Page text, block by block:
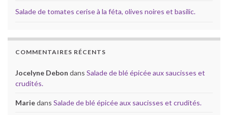
Salade de tomates cerise à la féta, olives noires et basilic.
COMMENTAIRES RÉCENTS
Jocelyne Debon dans Salade de blé épicée aux saucisses et
crudités.
Mariedans Salade de blé épicée aux saucisses et crudités.